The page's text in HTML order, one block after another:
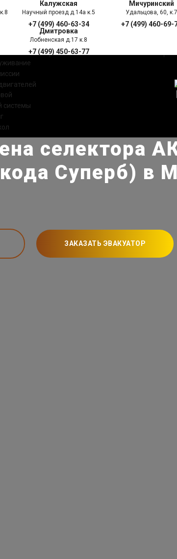
Калужская
Научный проезд д.14а к.5
+7 (499) 460-63-34
Мичуринский
Удальцова, 60, к.7
+7 (499) 460-69-
Дмитровка
Лобненская д.17 к.8
+7 (499) 450-63-77ПРАЙС ЛИСТ
системы
селектора
Суперб) в
ЗАКАЗАТЬ ЭВАКУАТОР